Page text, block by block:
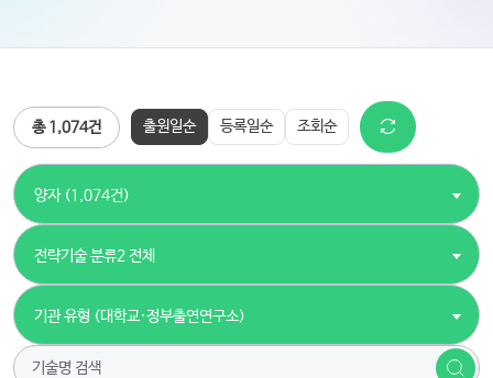
총 1,074건 출원일순 등록일순 조회순
양자 (1,074건)
전략기술 분류2 전체
기관 유형 (대학교·정부출연연구소)